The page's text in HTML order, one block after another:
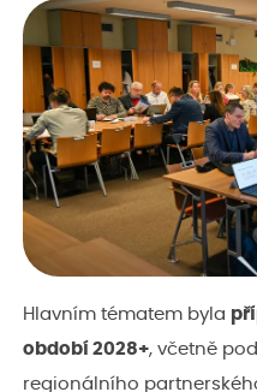
Hlavním tématem byla
období 2028+, včetně
regionálního